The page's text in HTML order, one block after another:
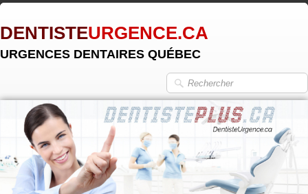
DENTISTEURGENCE.CA
URGENCES DENTAIRES QUÉBEC